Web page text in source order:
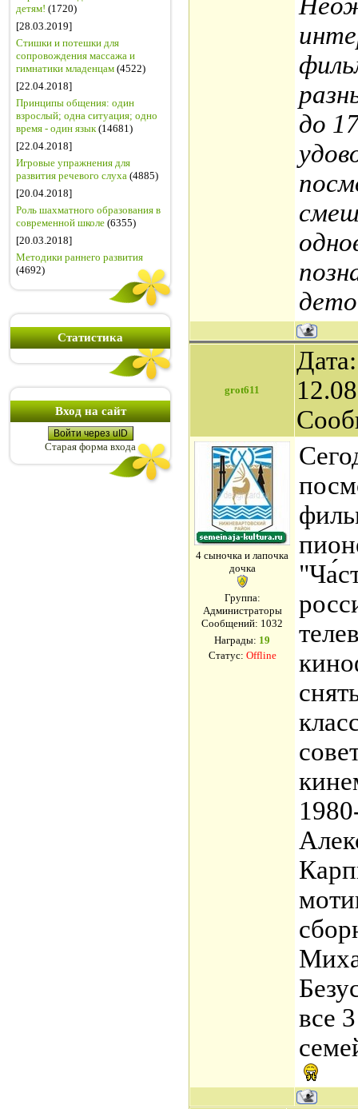
детям! (1720)
[28.03.2019]
Стишки и потешки для
сопровождения массажа и
гимнатики младенцам (4522)
[22.04.2018]
Принципы общения: один
взрослый; одна ситуация; одно
время - один язык(14681)
[22.04.2018]
Игровые упражнения для
развития речевого слуха (4885)
[20.04.2018]
Роль шахматного образования в
современной школе (6355)
[20.03.2018]
Методики раннего развития
(4692)
Статистика
Вход на сайт
Войти через uID
Старая форма входа
до
grot611
4 сыночка и лапочка
дочка
Группа:
Администраторы
Сообщений: 1032
Награды: 19
Статус: Offline
все